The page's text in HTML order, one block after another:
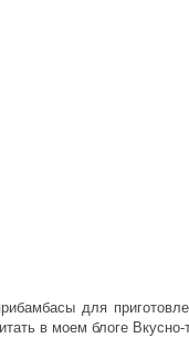
для
в моем блоге Вкусно-